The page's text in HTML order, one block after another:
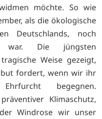
möchte. So wie
als die ökologische
Deutschlands, noch
war. Die jüngsten
Weise gezeigt,
fordert, wenn wir ihr
begegnen.
Klimaschutz,
Windrose wir unser